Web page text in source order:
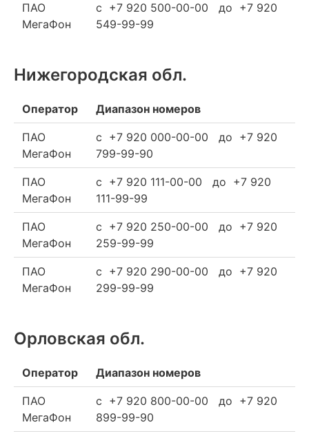
ПАО
МегаФон
c +7 920 500-00-00 до +7 920
549-99-99
Нижегородская обл.
Оператор Диапазон номеров
ПАО
МегаФон
c +7 920 000-00-00 до +7 920
799-99-90
ПАО
МегаФон
c +7 920 111-00-00 до +7 920
111-99-99
ПАО
МегаФон
c +7 920 250-00-00 до +7 920
259-99-99
ПАО
МегаФон
c +7 920 290-00-00 до +7 920
299-99-99
Орловская обл.
Оператор Диапазон номеров
ПАО
МегаФон
c +7 920 800-00-00 до +7 920
899-99-90